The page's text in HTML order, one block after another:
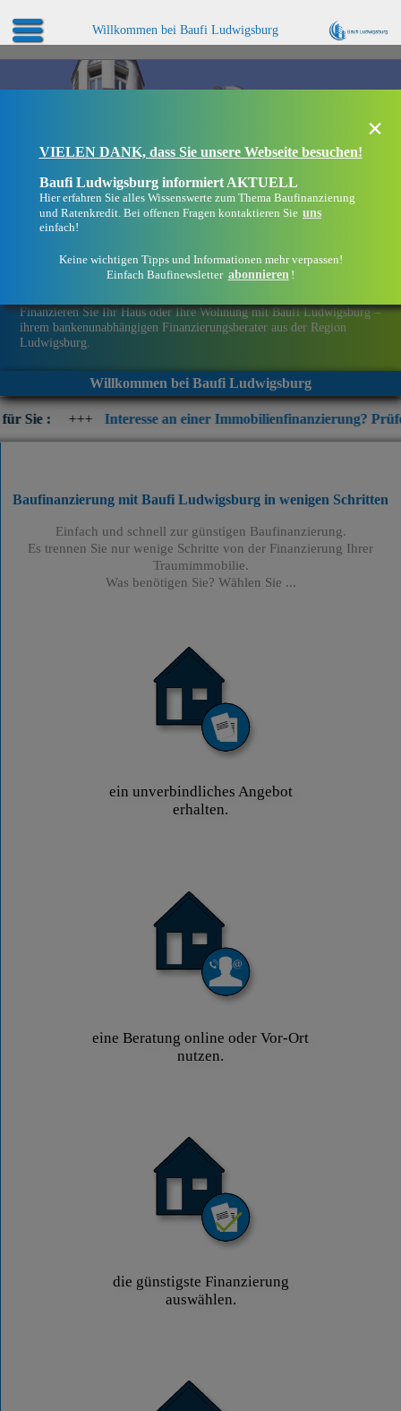
Willkommen bei Baufi Ludwigsburg
Finanzieren Sie Ihr Haus oder Ihre Wohnung mit Baufi Ludwigsburg –
ihrem bankenunabhängigen Finanzierungsberater aus der Region
Ludwigsburg.
Willkommen bei Baufi Ludwigsburg
Interesse an einer Immobilienfinanzierung? Prüfen Sie jetzt
×
VIELEN DANK, dass Sie unsere Webseite besuchen!
Baufi Ludwigsburg informiert AKTUELL
Hier erfahren Sie alles Wissenswerte zum Thema Baufinanzierung
und Ratenkredit. Bei offenen Fragen kontaktieren Sie uns
einfach!
Keine wichtigen Tipps und Informationen mehr verpassen!
Einfach Baufinewsletter abonnieren !
Baufinanzierung mit Baufi Ludwigsburg in wenigen Schritten
Einfach und schnell zur günstigen Baufinanzierung.
Es trennen Sie nur wenige Schritte von der Finanzierung Ihrer
Traumimmobilie.
Was benötigen Sie? Wählen Sie ...
ein unverbindliches Angebot
erhalten.
eine Beratung online oder Vor-Ort
nutzen.
die günstigste Finanzierung
auswählen.